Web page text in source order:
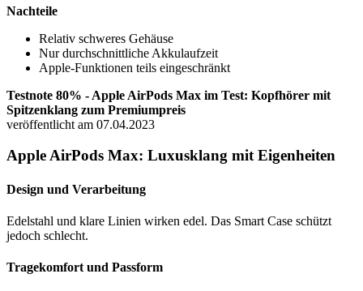
Nachteile
Relativ schweres Gehäuse
Nur durchschnittliche Akkulaufzeit
Apple-Funktionen teils eingeschränkt
Testnote 80% - Apple AirPods Max im Test: Kopfhörer mit
Spitzenklang zum Premiumpreis
veröffentlicht am 07.04.2023
Apple AirPods Max: Luxusklang mit Eigenheiten
Design und Verarbeitung
Edelstahl und klare Linien wirken edel. Das Smart Case schützt
jedoch schlecht.
Tragekomfort und Passform